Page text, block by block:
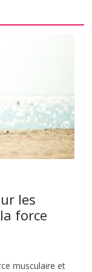
les
force
musculaire et